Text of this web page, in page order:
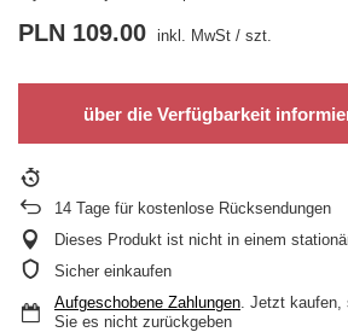
PLN 109.00 inkl. MwSt / szt.
über die Verfügbarkeit
14 Tage für kostenlose Rücksendungen
Dieses Produkt ist nicht in einem
Sicher einkaufen
Aufgeschobene Zahlungen. Jetzt kaufen,
Sie es nicht zurückgeben